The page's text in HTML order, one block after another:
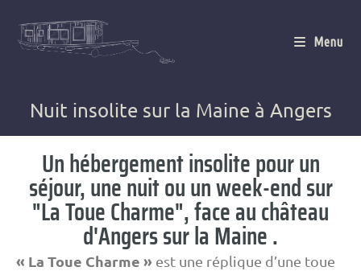
Menu
Nuit insolite sur la Maine à Angers
Un hébergement insolite pour un
séjour, une nuit ou un week-end sur
"La Toue Charme", face au château
d'Angers sur la Maine .
« La Toue Charme » est une réplique d’une toue